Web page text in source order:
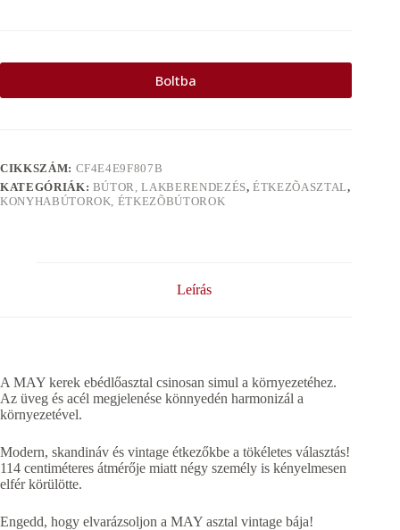
Boltba
CIKKSZÁM: CF4E4E9F807B
KATEGÓRIÁK: BÚTOR, LAKBERENDEZÉS,ÉTKEZÕASZTAL,
KONYHABÚTOROK, ÉTKEZÕBÚTOROK
Leírás
A MAY kerek ebédlőasztal csinosan simul a környezetéhez.
Az üveg és acél megjelenése könnyedén harmonizál a
környezetével.
Modern, skandináv és vintage étkezőkbe a tökéletes választás!
114 centiméteres átmérője miatt négy személy is kényelmesen
elfér körülötte.
Engedd, hogy elvarázsoljon a MAY asztal vintage bája!